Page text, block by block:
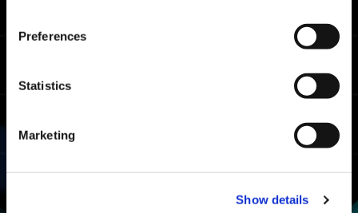
Preferences
Statistics
Marketing
Show details
08:12.72
PlayStation🄬5 /
PlayStation🄬4
07:10.59
07:25.32
Vigilant α: Francotiradora